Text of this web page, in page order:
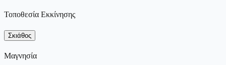
Τοποθεσία Εκκίνησης
Σκιάθος
Μαγνησία